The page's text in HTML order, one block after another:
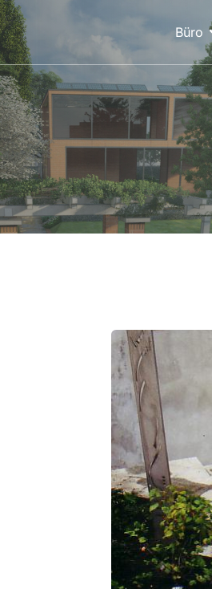
Büro